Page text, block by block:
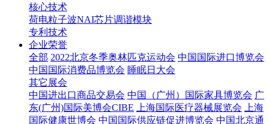
核心技术
荷电粒子波NAI芯片调谐模块
专利技术
企业荣誉
全部 2022北京冬季奥林匹克运动会 中国国际进口博览会
中国国际消费品博览会 睡眠日大会
其它展会
中国进出口商品交易会 中国（广州）国际家具博览会 广
东(广州)国际美博会CIBE
上海国际医疗器械展览会
上海
国际健康世博会 中国国际供应链促进博览会 中国北京通